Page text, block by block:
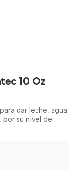
10 Oz
dar leche, agua
por su nivel de